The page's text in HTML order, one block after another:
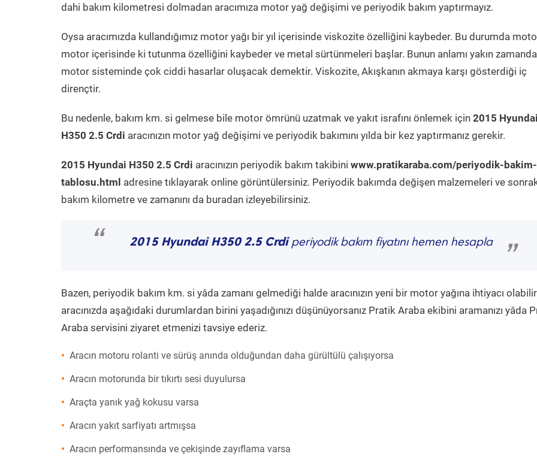
dahi bakım kilometresi dolmadan aracımıza motor yağ değişimi ve periyodik bakım yaptırmayız.
Oysa aracımızda kullandığımız motor yağı bir yıl içerisinde viskozite özelliğini kaybeder. Bu durumda
motor içerisinde ki tutunma özelliğini kaybeder ve metal sürtünmeleri başlar. Bunun anlamı yakın zamanda
motor sisteminde çok ciddi hasarlar oluşacak demektir. Viskozite, Akışkanın akmaya karşı gösterdiği iç
dirençtir.
Bu nedenle, bakım km. si gelmese bile motor ömrünü uzatmak ve yakıt israfını önlemek için 2015 Hyundai
H350 2.5 Crdi aracınızın motor yağ değişimi ve periyodik bakımını yılda bir kez yaptırmanız gerekir.
2015 Hyundai H350 2.5 Crdi aracınızın periyodik bakım takibini www.pratikaraba.com/periyodik-bakim-
tablosu.html adresine tıklayarak online görüntülersiniz. Periyodik bakımda değişen malzemeleri ve
bakım kilometre ve zamanını da buradan izleyebilirsiniz.
“ 2015 Hyundai H350 2.5 Crdiperiyodik bakım fiyatını hemen hesapla
”
Bazen, periyodik bakım km. si yâda zamanı gelmediği halde aracınızın yeni bir motor yağına ihtiyacı
aracınızda aşağıdaki durumlardan birini yaşadığınızı düşünüyorsanız Pratik Araba ekibini aramanızı yâda
Araba servisini ziyaret etmenizi tavsiye ederiz.
Aracın motoru rolanti ve sürüş anında olduğundan daha gürültülü çalışıyorsa
Aracın motorunda bir tıkırtı sesi duyulursa
Araçta yanık yağ kokusu varsa
Aracın yakıt sarfiyatı artmışsa
Aracın performansında ve çekişinde zayıflama varsa